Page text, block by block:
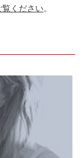
覧ください。